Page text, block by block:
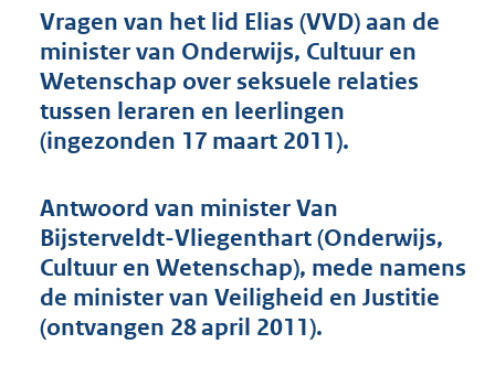
n
d
s
g
r
o
t
e
:
4
5
b
Vragen van het lid Elias (VVD) aan de
minister van Onderwijs, Cultuur en
Wetenschap over seksuele relaties
tussen leraren en leerlingen
(ingezonden 17 maart 2011).
Antwoord van minister Van
Bijsterveldt-Vliegenthart (Onderwijs,
Cultuur en Wetenschap), mede namens
de minister van Veiligheid en Justitie
(ontvangen 28 april 2011).